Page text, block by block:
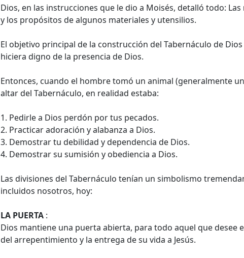
Dios, en las instrucciones que le dio a Moisés, detalló todo:
y los propósitos de algunos materiales y utensilios.
El objetivo principal de la construcción del Tabernáculo de
hiciera digno de la presencia de Dios.
Entonces, cuando el hombre tomó un animal (generalmente
altar del Tabernáculo, en realidad estaba:
1. Pedirle a Dios perdón por tus pecados.
2. Practicar adoración y alabanza a Dios.
3. Demostrar tu debilidad y dependencia de Dios.
4. Demostrar su sumisión y obediencia a Dios.
Las divisiones del Tabernáculo tenían un simbolismo
incluidos nosotros, hoy:
LA PUERTA :
Dios mantiene una puerta abierta, para todo aquel que desee
del arrepentimiento y la entrega de su vida a Jesús.